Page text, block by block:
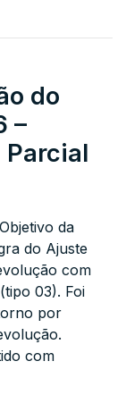
do
–
Parcial
da
do Ajuste
com
03). Foi
por
com